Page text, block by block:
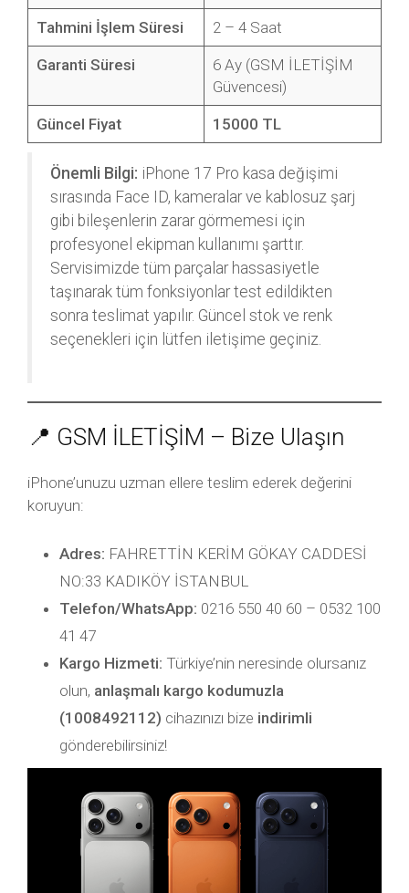
Tahmini İşlem Süresi 2 – 4 Saat
Garanti Süresi
6 Ay (GSM İLETİŞİM
Güvencesi)
Güncel Fiyat 15000 TL
Önemli Bilgi: iPhone 17 Pro kasa değişimi
sırasında Face ID, kameralar ve kablosuz şarj
gibi bileşenlerin zarar görmemesi için
profesyonel ekipman kullanımı şarttır.
Servisimizde tüm parçalar hassasiyetle
taşınarak tüm fonksiyonlar test edildikten
sonra teslimat yapılır. Güncel stok ve renk
seçenekleri için lütfen iletişime geçiniz.
📍 GSM İLETİŞİM – Bize Ulaşın
iPhone’unuzu uzman ellere teslim ederek değerini
koruyun:
Adres: FAHRETTİN KERİM GÖKAY CADDESİ
NO:33 KADIKÖY İSTANBUL
Telefon/WhatsApp: 0216 550 40 60 – 0532 100
41 47
Kargo Hizmeti: Türkiye’nin neresinde olursanız
olun, anlaşmalı kargo kodumuzla
(1008492112) cihazınızı bize indirimli
gönderebilirsiniz!